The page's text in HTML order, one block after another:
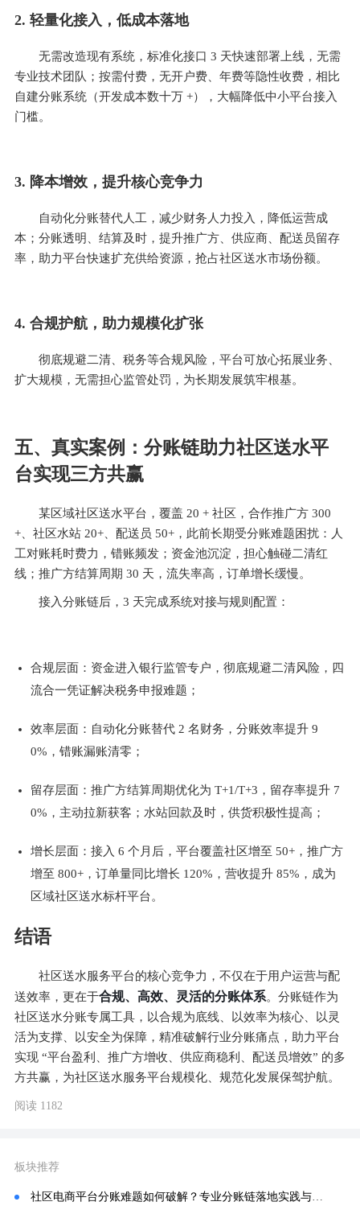
2. 轻量化接入，低成本落地
无需改造现有系统，标准化接口 3 天快速部署上线，无需
专业技术团队；按需付费，无开户费、年费等隐性收费，相比
自建分账系统（开发成本数十万 +），大幅降低中小平台接入
门槛。
3. 降本增效，提升核心竞争力
自动化分账替代人工，减少财务人力投入，降低运营成
本；分账透明、结算及时，提升推广方、供应商、配送员留存
率，助力平台快速扩充供给资源，抢占社区送水市场份额。
4. 合规护航，助力规模化扩张
彻底规避二清、税务等合规风险，平台可放心拓展业务、
扩大规模，无需担心监管处罚，为长期发展筑牢根基。
五、真实案例：分账链助力社区送水平
台实现三方共赢
某区域社区送水平台，覆盖 20 + 社区，合作推广方 300
+、社区水站 20+、配送员 50+，此前长期受分账难题困扰：人
工对账耗时费力，错账频发；资金池沉淀，担心触碰二清红
线；推广方结算周期 30 天，流失率高，订单增长缓慢。
接入分账链后，3 天完成系统对接与规则配置：
合规层面：资金进入银行监管专户，彻底规避二清风险，四
流合一凭证解决税务申报难题；
效率层面：自动化分账替代 2 名财务，分账效率提升 9
0%，错账漏账清零；
留存层面：推广方结算周期优化为 T+1/T+3，留存率提升 7
0%，主动拉新获客；水站回款及时，供货积极性提高；
增长层面：接入 6 个月后，平台覆盖社区增至 50+，推广方
增至 800+，订单量同比增长 120%，营收提升 85%，成为
区域社区送水标杆平台。
结语
社区送水服务平台的核心竞争力，不仅在于用户运营与配
送效率，更在于合规、高效、灵活的分账体系。分账链作为
社区送水分账专属工具，以合规为底线、以效率为核心、以灵
活为支撑、以安全为保障，精准破解行业分账痛点，助力平台
实现 “平台盈利、推广方增收、供应商稳利、配送员增效” 的多
方共赢，为社区送水服务平台规模化、规范化发展保驾护航。
阅读 1182
板块推荐
社区电商平台分账难题如何破解？专业分账链落地实践与技术方案解析